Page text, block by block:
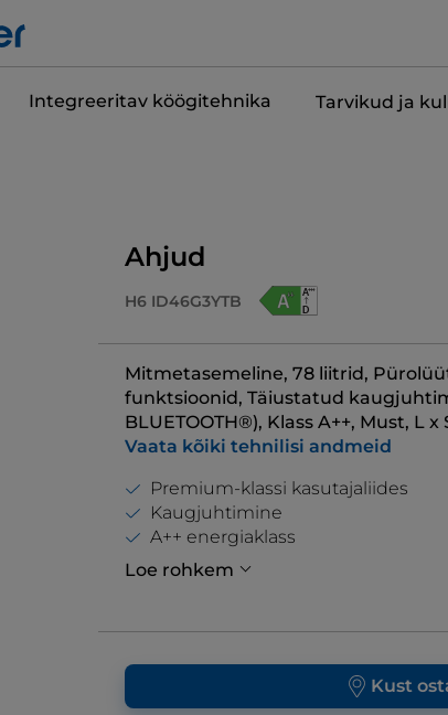
Integreeritav köögitehnika Tarvikud ja
Ahjud
H6 ID46G3YTB
Mitmetasemeline, 78 liitrid,
funktsioonid, Täiustatud
BLUETOOTH®), Klass A++, Must, L x
Vaata kõiki tehnilisi andmeid
Premium-klassi kasutajaliides
Kaugjuhtimine
A++ energiaklass
Loe rohkem
Kust